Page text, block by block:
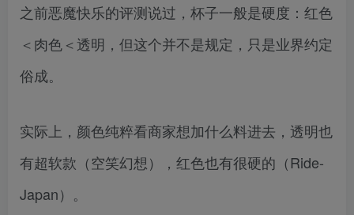
之前恶魔快乐的评测说过，杯子一般是硬度：红色
＜肉色＜透明，但这个并不是规定，只是业界约定
俗成。
实际上，颜色纯粹看商家想加什么料进去，透明也
有超软款（空笑幻想），红色也有很硬的（Ride-
Japan）。